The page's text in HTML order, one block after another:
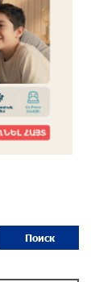
назад
пустая